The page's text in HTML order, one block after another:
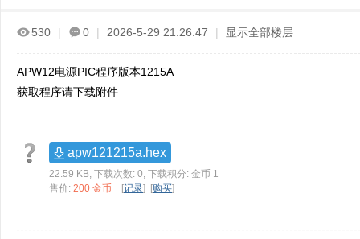
530 | 0 | 2026-5-29 21:26:47 | 显示全部楼层
APW12电源PIC程序版本1215A
获取程序请下载附件
apw121215a.hex
22.59 KB, 下载次数: 0, 下载积分: 金币 1
售价: 200 金币 [记录] [购买]